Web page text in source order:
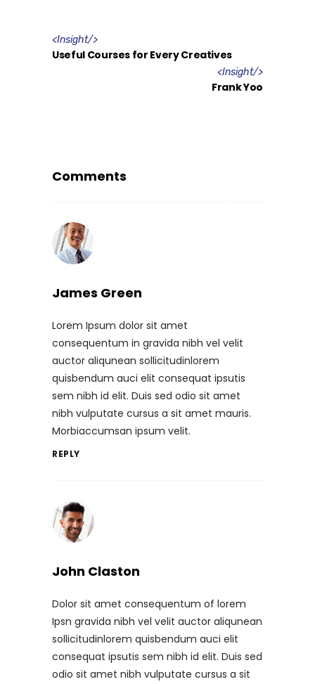
<Insight/>
Useful Courses for Every Creatives
<Insight/>
Frank Yoo
Comments
James Green
Lorem Ipsum dolor sit amet
consequentum in gravida nibh vel velit
auctor aliqunean sollicitudinlorem
quisbendum auci elit consequat ipsutis
sem nibh id elit. Duis sed odio sit amet
nibh vulputate cursus a sit amet mauris.
Morbiaccumsan ipsum velit.
REPLY
John Claston
Dolor sit amet consequentum of lorem
Ipsn gravida nibh vel velit auctor aliqunean
sollicitudinlorem quisbendum auci elit
consequat ipsutis sem nibh id elit. Duis sed
odio sit amet nibh vulputate cursus a sit